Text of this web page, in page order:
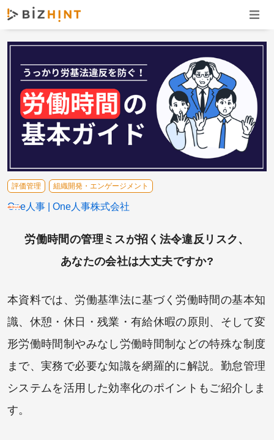
ナビ
労働時間の管理ミスが招く法令違反リスク、
あなたの会社は大丈夫ですか?
本資料では、労働基準法に基づく労働時間の基本知
識、休憩・休日・残業・有給休暇の原則、そして変
形労働時間制やみなし労働時間制などの特殊な制度
まで、実務で必要な知識を網羅的に解説。勤怠管理
システムを活用した効率化のポイントもご紹介しま
す。
評価管理 組織開発・エンゲージメント
One人事 One人事株式会社